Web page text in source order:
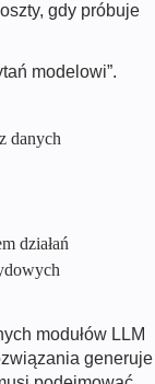
gdy próbuje
modelowi”.
danych
działań
modułów LLM
generuje